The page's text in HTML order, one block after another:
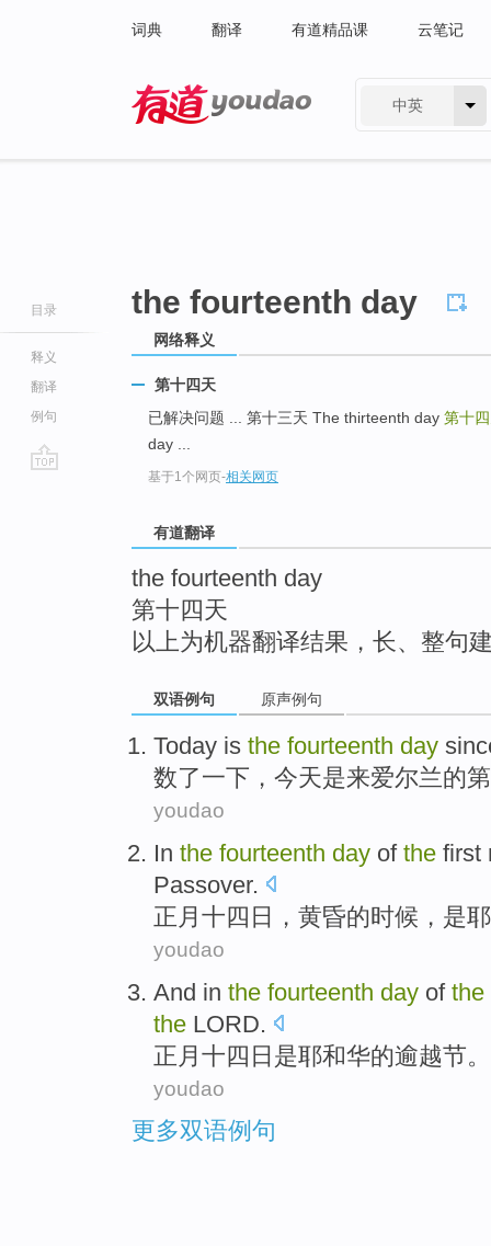
词典 翻译 有道精品课 云笔记
中英
目录
释义
翻译
例句
the fourteenth day
网络释义
第十四天
已解决问题 ... 第十三天 The thirteenth day 第十
day ...
基于1个网页-相关网页
有道翻译
the fourteenth day
第十四天
以上为机器翻译结果，长、整句
双语例句 原声例句
Today is the fourteenth day
数了一下， 今天是来爱尔兰的
youdao
In the fourteenth day of the first
Passover.
正月 十四 日，黄昏的时候， 是
youdao
And in the fourteenth day of the
the LORD.
正月十四 日 是耶和华的逾越节。
youdao
更多双语例句